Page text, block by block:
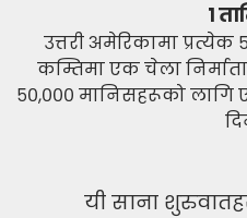
१
उत्तरी अमेरिकामा
कम्तिमा एक चेला निर्माता
५०,००० मानिसहरूको लागि
यी साना